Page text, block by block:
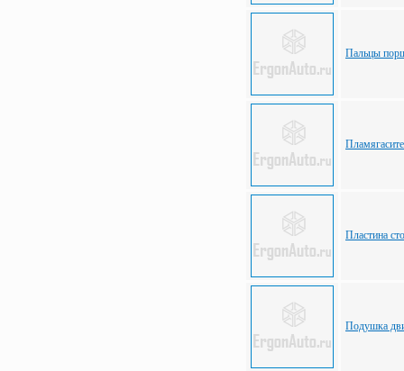
Пальцы
Пластина
Подушка